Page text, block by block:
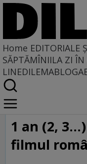
Home EDITORIALE
SĂPTĂMÎNIILA ZI
LINEDILEMABLOG
Home
Cinema, acolo sus...
1 an (2,
filmul